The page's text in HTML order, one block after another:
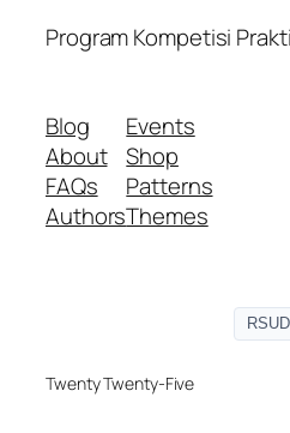
Program Kompetisi
Blog
About
FAQs
Authors
Events
Shop
Patterns
Themes
RSUD
Twenty Twenty-Five